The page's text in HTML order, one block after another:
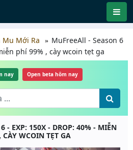
Mu Mới Ra
MuFreeAll - Season 6
phí 99% , cày wcoin tẹt ga
nay Open beta hôm nay
- EXP: 150X - DROP: 40% - MIỄN
WCOIN TẸT GA